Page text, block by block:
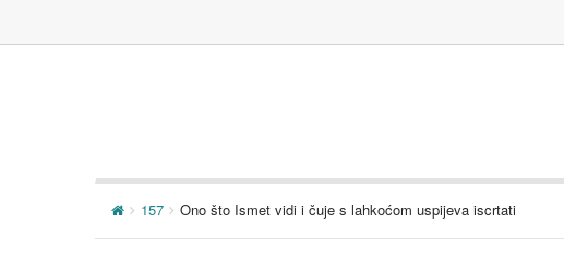
157 Ono što Ismet vidi i čuje s lahkoćom uspijeva iscrtati